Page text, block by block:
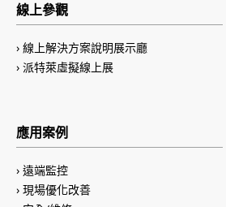
線上參觀
線上解決方案說明展示廳
派特萊虛擬線上展
應用案例
遠端監控
現場優化改善